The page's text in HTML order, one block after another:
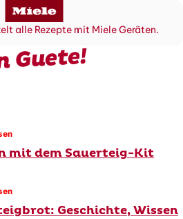
alle Rezepte mit Miele Geräten.
Guete!
mit dem Sauerteig-Kit
Geschichte, Wissen